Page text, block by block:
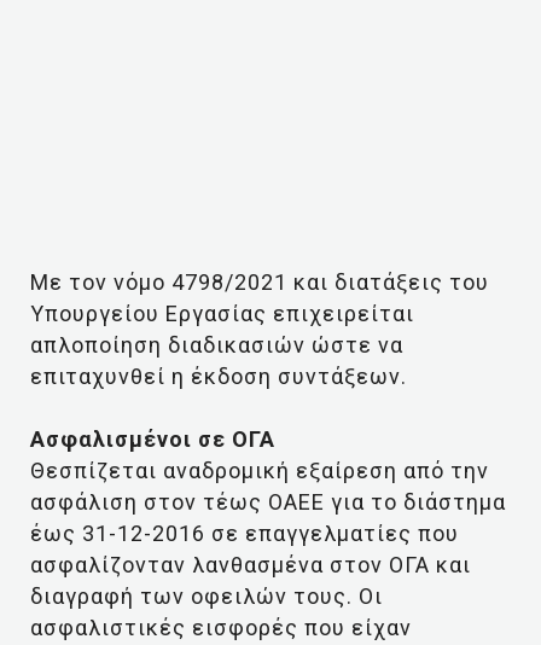
Με τον νόμο 4798/2021 και διατάξεις του
Υπουργείου Εργασίας επιχειρείται
απλοποίηση διαδικασιών ώστε να
επιταχυνθεί η έκδοση συντάξεων.
Ασφαλισμένοι σε ΟΓΑ
Θεσπίζεται αναδρομική εξαίρεση από την
ασφάλιση στον τέως ΟΑΕΕ για το διάστημα
έως 31-12-2016 σε επαγγελματίες που
ασφαλίζονταν λανθασμένα στον ΟΓΑ και
διαγραφή των οφειλών τους. Οι
ασφαλιστικές εισφορές που είχαν